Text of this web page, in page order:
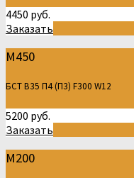
4450 руб.
Заказать
М450
БСТ В35 П4 (П3) F300 W12
5200 руб.
Заказать
М200